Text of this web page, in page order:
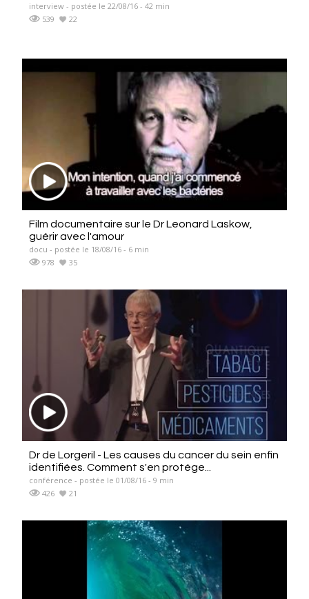
interview - postée le 22/08/16 - 42 min
539
22
Film documentaire sur le Dr Leonard Laskow,
guérir avec l'amour
docu - postée le 18/08/16 - 6 min
978
35
Dr de Lorgeril - Les causes du cancer du sein enfin
identifiées. Comment s'en protége...
conférence - postée le 01/08/16 - 9 min
426
21